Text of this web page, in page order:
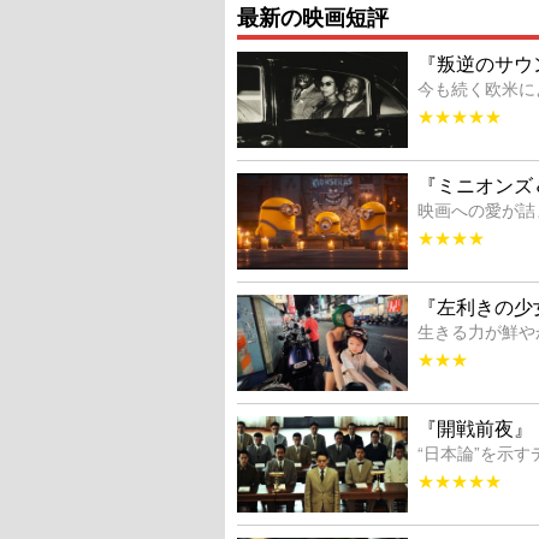
最新の映画短評
『叛逆のサ
今も続く欧米
★★★★★
『ミニオン
映画への愛が
★★★★
『左利きの少
生きる力が鮮
★★★
『開戦前夜』
“日本論”を示
★★★★★